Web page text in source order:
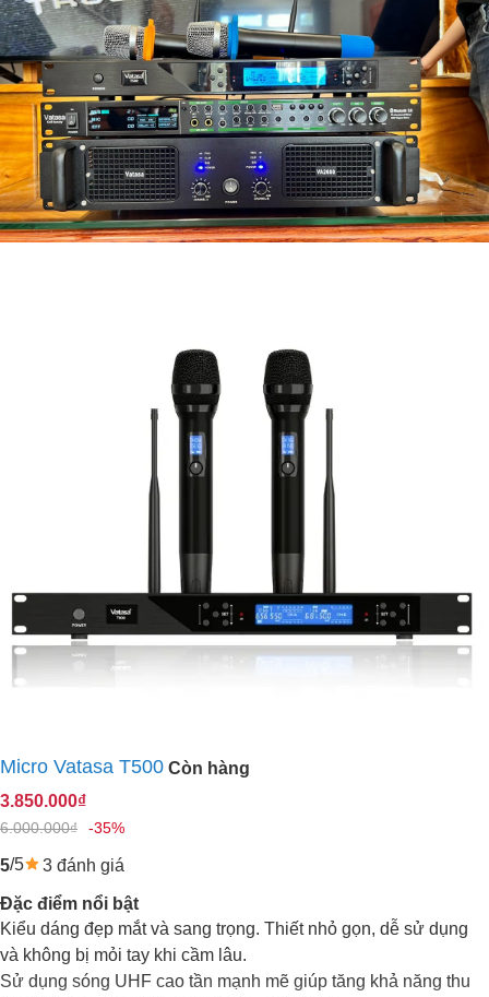
Micro Vatasa T500 Còn hàng
3.850.000₫
6.000.000₫ -35%
5/5 3 đánh giá
Đặc điểm nổi bật
Kiểu dáng đẹp mắt và sang trọng. Thiết nhỏ gọn, dễ sử dụng
và không bị mỏi tay khi cầm lâu.
Sử dụng sóng UHF cao tần mạnh mẽ giúp tăng khả năng thu